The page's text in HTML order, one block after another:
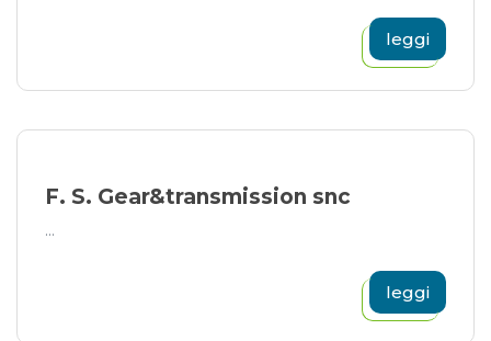
leggi
F. S. Gear&transmission snc
...
leggi